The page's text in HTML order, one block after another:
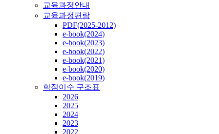
교육과정안내
교육과정편람
PDF(2025-2012)
e-book(2024)
e-book(2023)
e-book(2022)
e-book(2021)
e-book(2020)
e-book(2019)
학점이수 구조표
2026
2025
2024
2023
2022